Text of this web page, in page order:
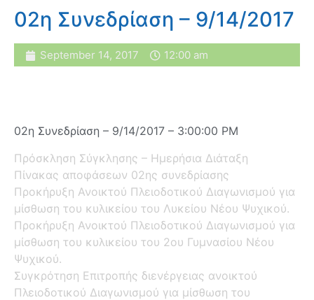
02η Συνεδρίαση – 9/14/2017
September 14, 2017 12:00 am
02η Συνεδρίαση – 9/14/2017 – 3:00:00 PM
Πρόσκληση Σύγκλησης – Ημερήσια Διάταξη
Πίνακας αποφάσεων 02ης συνεδρίασης
Προκήρυξη Ανοικτού Πλειοδοτικού Διαγωνισμού για
μίσθωση του κυλικείου του Λυκείου Νέου Ψυχικού.
Προκήρυξη Ανοικτού Πλειοδοτικού Διαγωνισμού για
μίσθωση του κυλικείου του 2ου Γυμνασίου Νέου
Ψυχικού.
Συγκρότηση Επιτροπής διενέργειας ανοικτού
Πλειοδοτικού Διαγωνισμού για μίσθωση του